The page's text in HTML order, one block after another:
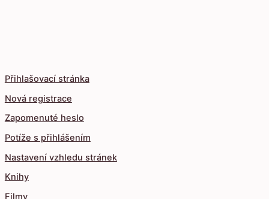
Přihlašovací stránka
Nová registrace
Zapomenuté heslo
Potíže s přihlášením
Nastavení vzhledu stránek
Knihy
Filmy